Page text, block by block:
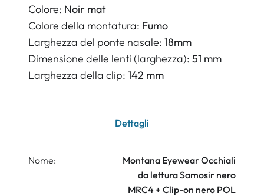
Colore: Noir mat
Colore della montatura: Fumo
Larghezza del ponte nasale: 18mm
Dimensione delle lenti (larghezza): 51 mm
Larghezza della clip: 142 mm
Dettagli
Nome:
Montana Eyewear Occhiali
da lettura Samosir nero
MRC4 + Clip-on nero POL